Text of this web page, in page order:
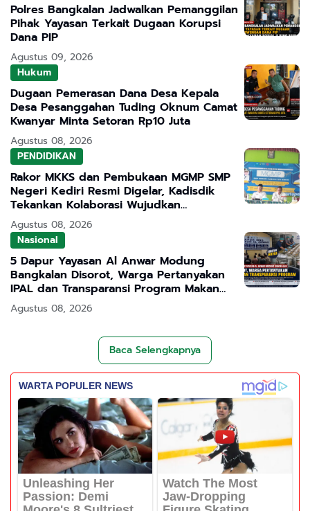
Polres Bangkalan Jadwalkan Pemanggilan
Pihak Yayasan Terkait Dugaan Korupsi
Dana PIP
Agustus 09, 2026
Hukum
Dugaan Pemerasan Dana Desa Kepala
Desa Pesanggahan Tuding Oknum Camat
Kwanyar Minta Setoran Rp10 Juta
Agustus 08, 2026
PENDIDIKAN
Rakor MKKS dan Pembukaan MGMP SMP
Negeri Kediri Resmi Digelar, Kadisdik
Tekankan Kolaborasi Wujudkan
Pendidikan Bermutu
Agustus 08, 2026
Nasional
5 Dapur Yayasan Al Anwar Modung
Bangkalan Disorot, Warga Pertanyakan
IPAL dan Transparansi Program Makan
Bergizi Gratis
Agustus 08, 2026
Baca Selengkapnya